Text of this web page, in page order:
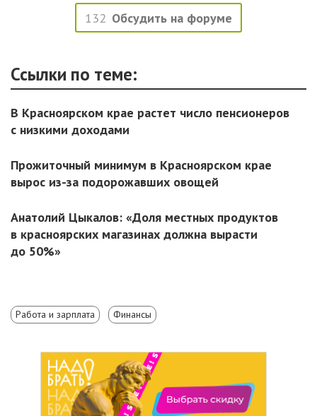
132 Обсудить на форуме
Ссылки по теме:
В Красноярском крае растет число пенсионеров
с низкими доходами
Прожиточный минимум в Красноярском крае
вырос из-за подорожавших овощей
Анатолий Цыкалов: «Доля местных продуктов
в красноярских магазинах должна вырасти
до 50%»
Работа и зарплата Финансы